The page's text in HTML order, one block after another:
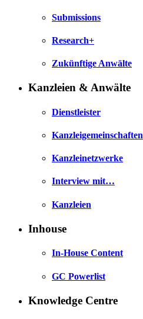
Submissions
Research+
Zukünftige Anwälte
Kanzleien & Anwälte
Dienstleister
Kanzleigemeinschaften
Kanzleinetzwerke
Interview mit…
Kanzleien
Inhouse
In-House Content
GC Powerlist
Knowledge Centre